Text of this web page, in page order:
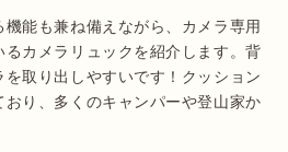
能も兼ね備えながら、カメラ専用
カメラリュックを紹介します。背
取り出しやすいです！クッション
り、多くのキャンパーや登山家か